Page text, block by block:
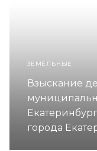
ЗЕМЕЛЬНЫЕ
Взыскание
города